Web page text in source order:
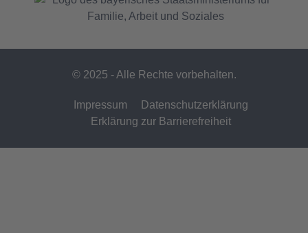
© 2025 - Alle Rechte vorbehalten.
Impressum
Datenschutzerklärung
Erklärung zur Barrierefreiheit